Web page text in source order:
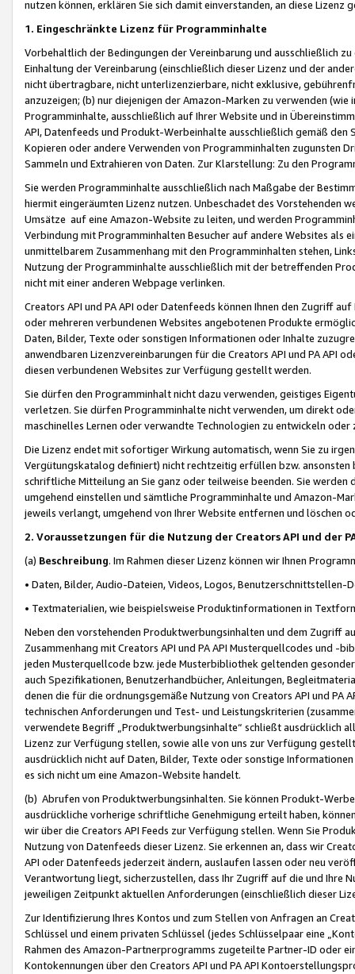
nutzen können, erklären Sie sich damit einverstanden, an diese Lizenz
1. Eingeschränkte Lizenz für Programminhalte
Vorbehaltlich der Bedingungen der Vereinbarung und ausschließlich
Einhaltung der Vereinbarung (einschließlich dieser Lizenz und der
nicht übertragbare, nicht unterlizenzierbare, nicht exklusive,
anzuzeigen; (b) nur diejenigen der Amazon-Marken zu verwenden
Programminhalte, ausschließlich auf Ihrer Website und in
API, Datenfeeds und Produkt-Werbeinhalte ausschließlich gemäß
Kopieren oder andere Verwenden von Programminhalten zugunsten
Sammeln und Extrahieren von Daten. Zur Klarstellung: Zu den
Sie werden Programminhalte ausschließlich nach Maßgabe der
hiermit eingeräumten Lizenz nutzen. Unbeschadet des Vorstehenden
Umsätze auf eine Amazon-Website zu leiten, und werden
Verbindung mit Programminhalten Besucher auf andere Websites als
unmittelbarem Zusammenhang mit den Programminhalten stehen,
Nutzung der Programminhalte ausschließlich mit der betreffenden
nicht mit einer anderen Webpage verlinken.
Creators API und PA API oder Datenfeeds können Ihnen den Zugriff
oder mehreren verbundenen Websites angebotenen Produkte
Daten, Bilder, Texte oder sonstigen Informationen oder Inhalte
anwendbaren Lizenzvereinbarungen für die Creators API und PA API
diesen verbundenen Websites zur Verfügung gestellt werden.
Sie dürfen den Programminhalt nicht dazu verwenden, geistiges
verletzen. Sie dürfen Programminhalte nicht verwenden, um direkt
maschinelles Lernen oder verwandte Technologien zu entwickeln
Die Lizenz endet mit sofortiger Wirkung automatisch, wenn Sie zu
Vergütungskatalog definiert) nicht rechtzeitig erfüllen bzw. ansonsten
schriftliche Mitteilung an Sie ganz oder teilweise beenden. Sie werden
umgehend einstellen und sämtliche Programminhalte und Amazon-
jeweils verlangt, umgehend von Ihrer Website entfernen und löschen
2. Voraussetzungen für die Nutzung der Creators API und der
(a) Beschreibung. Im Rahmen dieser Lizenz können wir Ihnen
• Daten, Bilder, Audio-Dateien, Videos, Logos, Benutzerschnittstellen-
• Textmaterialien, wie beispielsweise Produktinformationen in
Neben den vorstehenden Produktwerbungsinhalten und dem Zugriff
Zusammenhang mit Creators API und PA API Musterquellcodes und
jeden Musterquellcode bzw. jede Musterbibliothek geltenden
auch Spezifikationen, Benutzerhandbücher, Anleitungen,
denen die für die ordnungsgemäße Nutzung von Creators API und PA
technischen Anforderungen und Test- und Leistungskriterien
verwendete Begriff „Produktwerbungsinhalte“ schließt ausdrücklich
Lizenz zur Verfügung stellen, sowie alle von uns zur Verfügung
ausdrücklich nicht auf Daten, Bilder, Texte oder sonstige
es sich nicht um eine Amazon-Website handelt.
(b) Abrufen von Produktwerbungsinhalten. Sie können Produkt-
ausdrückliche vorherige schriftliche Genehmigung erteilt haben,
wir über die Creators API Feeds zur Verfügung stellen. Wenn Sie
Nutzung von Datenfeeds dieser Lizenz. Sie erkennen an, dass wir
API oder Datenfeeds jederzeit ändern, auslaufen lassen oder neu
Verantwortung liegt, sicherzustellen, dass Ihr Zugriff auf die und Ihre
jeweiligen Zeitpunkt aktuellen Anforderungen (einschließlich dieser
Zur Identifizierung Ihres Kontos und zum Stellen von Anfragen an
Schlüssel und einem privaten Schlüssel (jedes Schlüsselpaar eine
Rahmen des Amazon-Partnerprogramms zugeteilte Partner-ID oder
Kontokennungen über den Creators API und PA API